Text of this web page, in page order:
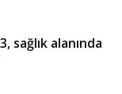
sağlık alanında